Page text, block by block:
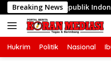
Langsung
ke
konten
Breaking News
ke-81 Republik Indonesia
Hukrim Politik Nasional